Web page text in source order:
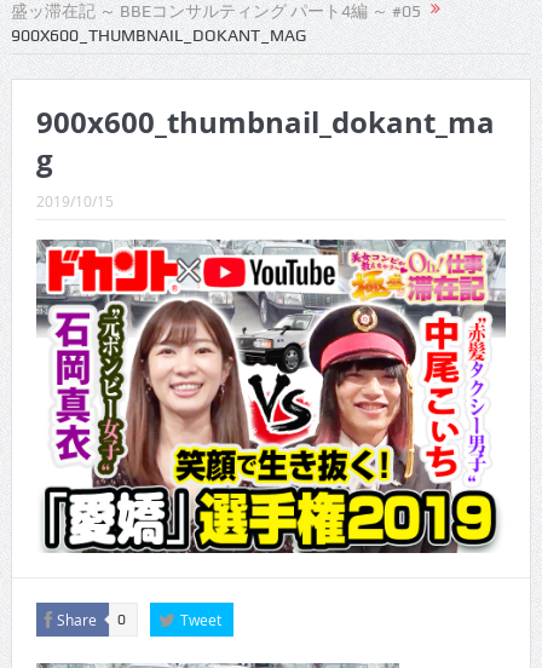
CINEMA×STYLE 291号
CINEMA×STYLE 290号
CINEMA×STYLE 289号
CINEMA×STYLE 287号
CINEMA×STYLE 286号
CINEMA×STYLE 285号
CINEMA×STYLE 294号
盛ッ滞在記 ～ BBEコンサルティング パート4編 ～ #05
900X600_THUMBNAIL_DOKANT_MAG
900x600_thumbnail_dokant_ma
g
2019/10/15
Share 0 Tweet